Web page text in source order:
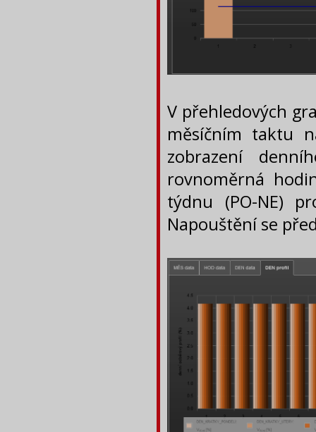
V přehledových
měsíčním taktu
zobrazení
rovnoměrná
týdnu (PO-NE)
Napouštění se